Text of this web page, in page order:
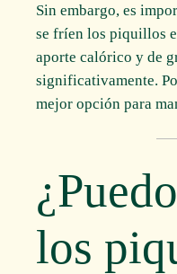
Sin embargo, es
se fríen los piquillos
aporte calórico y de
significativamente.
mejor opción para
los